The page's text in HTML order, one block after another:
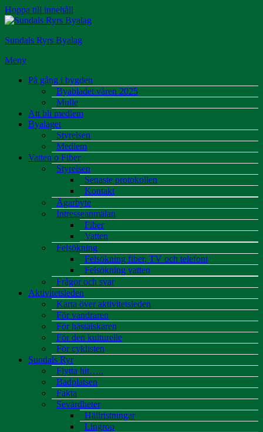
Hoppa till innehåll
Sundals Ryrs Byalag
Meny
På gång i bygden
Byabladet våren 2025
Mulle
Att bli medlem
Byalaget
Styrelsen
Medlem
Vatten o Fiber
Styrelsen
Senaste protokollen
Kontakt
Ägarbyte
Intresseanmälan
Fiber
Vatten
Felsökning
Felsökning fiber, TV och telefoni
Felsökning vatten
Frågor och svar
Aktivitetsleden
Karta över aktivitetsleden
För vandraren
För hästälskaren
För den kulturelle
För cyklisten
Sundals Ryr
Flytta hit…..
Badplatsen
Fakta
Sevärdheter
Hällristningar
Lingrop